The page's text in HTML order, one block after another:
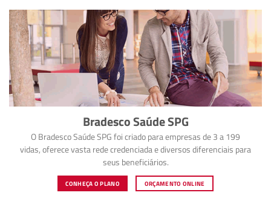
Bradesco Saúde SPG
O Bradesco Saúde SPG foi criado para empresas de 3 a 199
vidas, oferece vasta rede credenciada e diversos diferenciais para
seus beneficiários.
CONHEÇA O PLANO ORÇAMENTO ONLINE